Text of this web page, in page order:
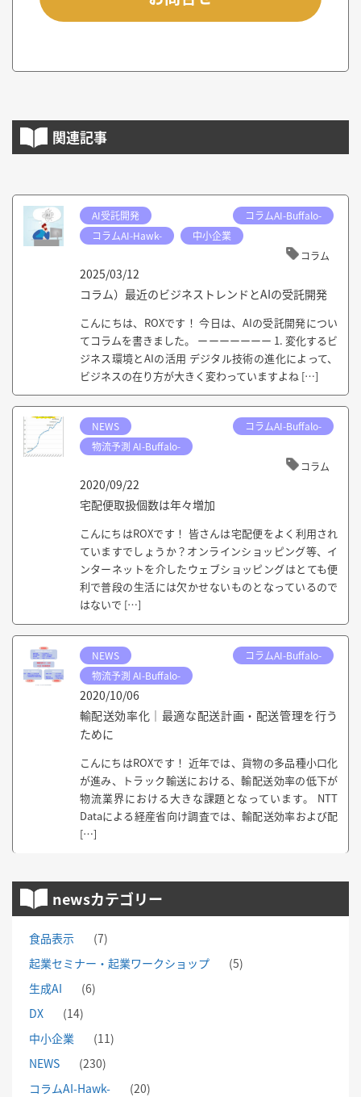
関連記事
AI受託開発
コラムAI-Buffalo-
コラムAI-Hawk-
中小企業
コラム
2025/03/12
コラム）最近のビジネストレンドとAIの受託開発
こんにちは、ROXです！ 今日は、AIの受託開発につい
てコラムを書きました。 ーーーーーーー 1. 変化するビ
ジネス環境とAIの活用 デジタル技術の進化によって、
ビジネスの在り方が大きく変わっていますよね […]
NEWS
コラムAI-Buffalo-
物流予測 AI-Buffalo-
コラム
2020/09/22
宅配便取扱個数は年々増加
こんにちはROXです！ 皆さんは宅配便をよく利用され
ていますでしょうか？オンラインショッピング等、イ
ンターネットを介したウェブショッピングはとても便
利で普段の生活には欠かせないものとなっているので
はないで […]
NEWS
コラムAI-Buffalo-
物流予測 AI-Buffalo-
2020/10/06
輸配送効率化｜最適な配送計画・配送管理を行う
ために
こんにちはROXです！ 近年では、貨物の多品種小口化
が進み、トラック輸送における、輸配送効率の低下が
物流業界における大きな課題となっています。 NTT
Dataによる経産省向け調査では、輸配送効率および配
[…]
newsカテゴリー
食品表示
(7)
起業セミナー・起業ワークショップ
(5)
生成AI
(6)
DX
(14)
中小企業
(11)
NEWS
(230)
コラムAI-Hawk-
(20)